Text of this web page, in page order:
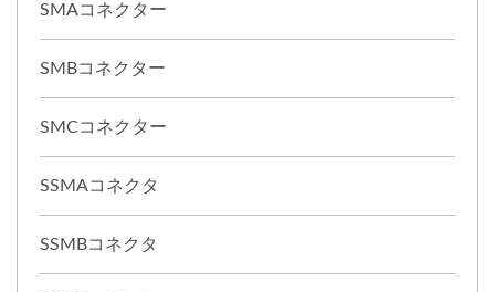
SMAコネクター
SMBコネクター
SMCコネクター
SSMAコネクタ
SSMBコネクタ